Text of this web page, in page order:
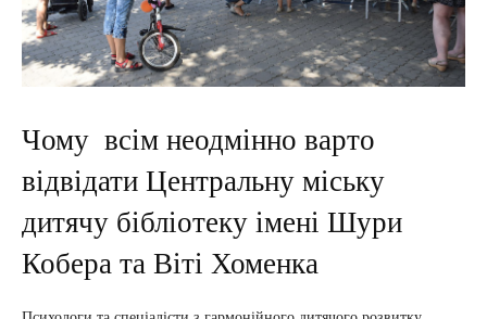
Чому всім неодмінно варто
відвідати Центральну міську
дитячу бібліотеку імені Шури
Кобера та Віті Хоменка